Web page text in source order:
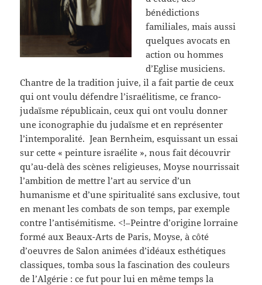
bénédictions
familiales, mais aussi
quelques avocats en
action ou hommes
d’Eglise musiciens.
Chantre de la tradition juive, il a fait partie de ceux
qui ont voulu défendre l’israélitisme, ce franco-
judaïsme républicain, ceux qui ont voulu donner
une iconographie du judaïsme et en représenter
l’intemporalité. Jean Bernheim, esquissant un essai
sur cette « peinture israélite », nous fait découvrir
qu’au-delà des scènes religieuses, Moyse nourrissait
l’ambition de mettre l’art au service d’un
humanisme et d’une spiritualité sans exclusive, tout
en menant les combats de son temps, par exemple
contre l’antisémitisme. <!–Peintre d’origine lorraine
formé aux Beaux-Arts de Paris, Moyse, à côté
d’oeuvres de Salon animées d’idéaux esthétiques
classiques, tomba sous la fascination des couleurs
de l’Algérie : ce fut pour lui en même temps la